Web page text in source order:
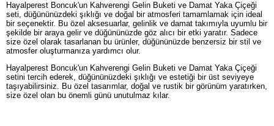
Hayalperest Boncuk'un Kahverengi Gelin Buketi ve Damat Yaka Çiçeği
seti, düğününüzdeki şıklığı ve doğal bir atmosferi tamamlamak için ideal
bir seçenektir. Bu özel aksesuarlar, gelinlik ve damat takımıyla uyumlu bir
şekilde bir araya gelir ve düğününüzde göz alıcı bir etki yaratır. Sadece
size özel olarak tasarlanan bu ürünler, düğününüzde benzersiz bir stil ve
atmosfer oluşturmanıza yardımcı olur.
Hayalperest Boncuk'un Kahverengi Gelin Buketi ve Damat Yaka Çiçeği
setini tercih ederek, düğününüzdeki şıklığı ve estetiği bir üst seviyeye
taşıyabilirsiniz. Bu özel tasarımlar, doğal ve rustik bir görünüm yaratırken,
size özel olan bu önemli günü unutulmaz kılar.